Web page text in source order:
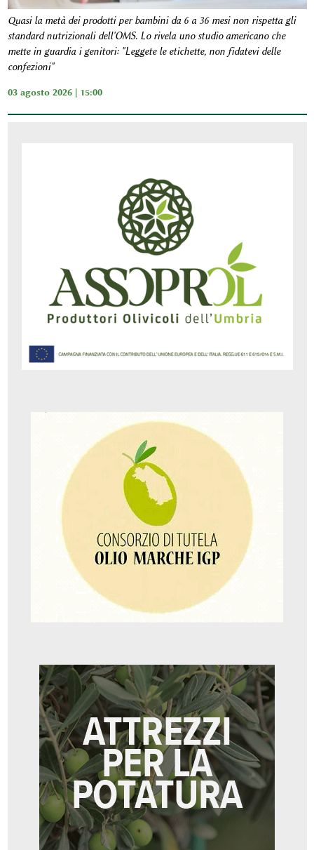
Quasi la metà dei prodotti per bambini da 6 a 36 mesi non rispetta gli
standard nutrizionali dell'OMS. Lo rivela uno studio americano che
mette in guardia i genitori: "Leggete le etichette, non fidatevi delle
confezioni"
03 agosto 2026 | 15:00